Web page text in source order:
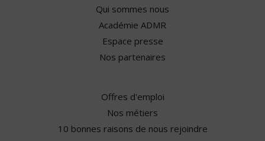
Qui sommes nous
Académie ADMR
Espace presse
Nos partenaires
Offres d'emploi
Nos métiers
10 bonnes raisons de nous rejoindre